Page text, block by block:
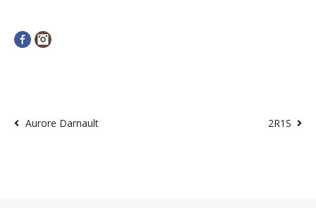
Facebook
Aurore Darnault 2R1S